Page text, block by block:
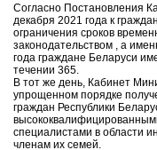
Согласно Постановления
декабря 2021 года к
ограничения сроков
законодательством , а
года граждане Беларуси
течении 365.
В тот же день, Кабинет
упрощенном порядке
граждан Республики
специалистами в области
членам их семей.